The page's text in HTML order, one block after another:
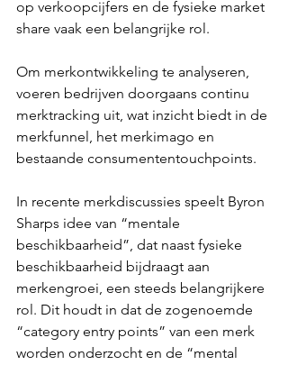
op verkoopcijfers en de fysieke market
share vaak een belangrijke rol.
Om merkontwikkeling te analyseren,
voeren bedrijven doorgaans continu
merktracking uit, wat inzicht biedt in de
merkfunnel, het merkimago en
bestaande consumententouchpoints.
In recente merkdiscussies speelt Byron
Sharps idee van “mentale
beschikbaarheid”, dat naast fysieke
beschikbaarheid bijdraagt aan
merkengroei, een steeds belangrijkere
rol. Dit houdt in dat de zogenoemde
“category entry points” van een merk
worden onderzocht en de “mental